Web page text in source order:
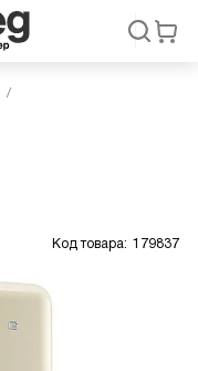
Код товара: 179837